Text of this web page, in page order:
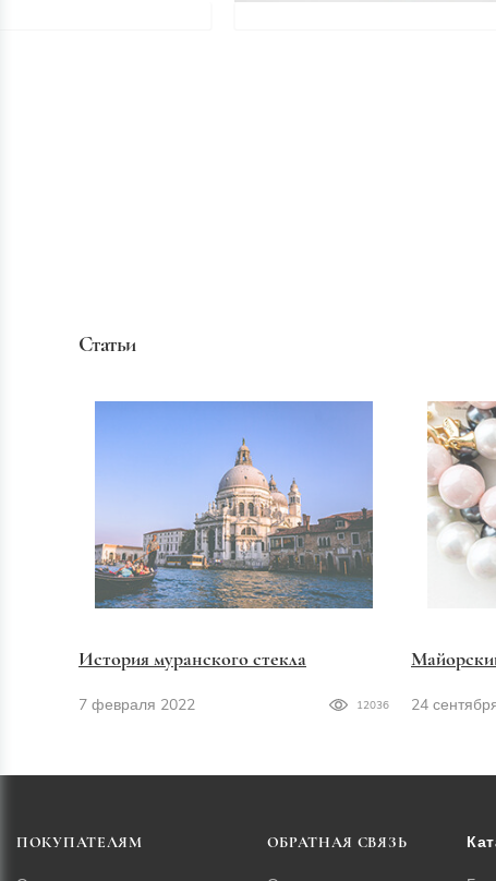
Статьи
История муранского стекла
7 февраля 2022 12036 24
ПОКУПАТЕЛЯМ ОБРАТНАЯ СВЯЗЬ